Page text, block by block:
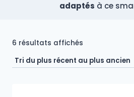
adaptés à ce
6 résultats affichés
du